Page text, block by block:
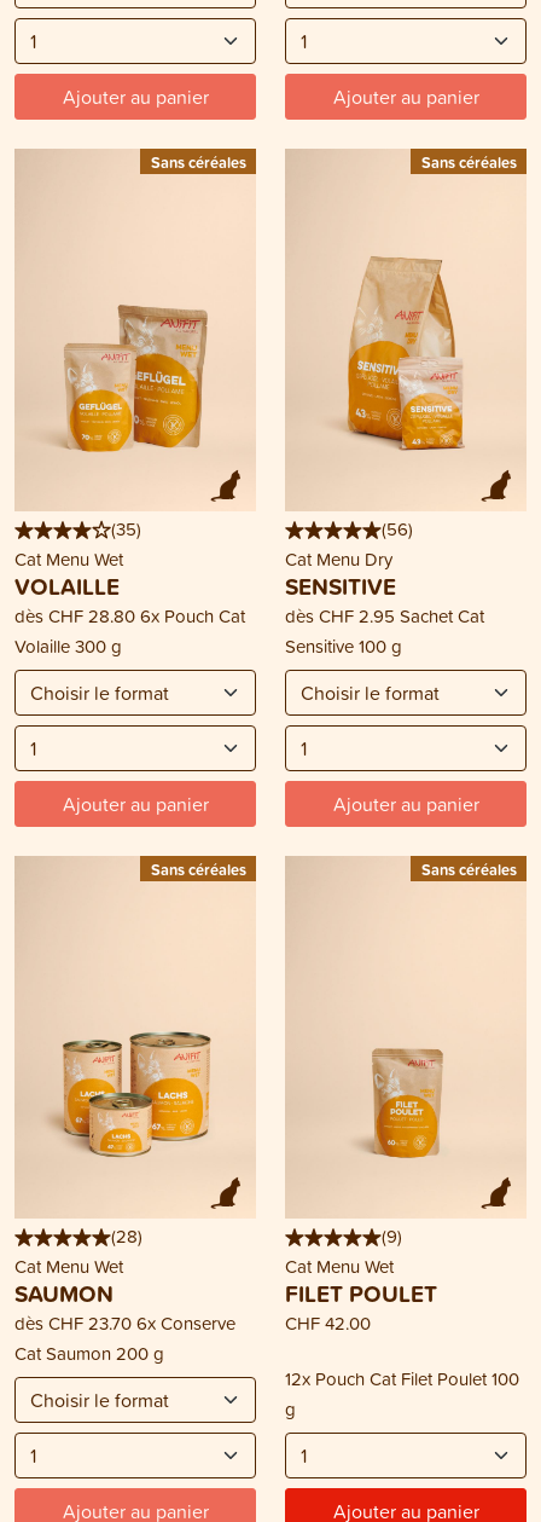
Ajouter au panier Ajouter au panier
Sans céréales
(35)
Cat Menu Wet
VOLAILLE
dèsCHF 28.806x Pouch Cat
Volaille 300 g
Ajouter au panier
Sans céréales
(56)
Cat Menu Dry
SENSITIVE
dèsCHF 2.95 Sachet Cat
Sensitive 100 g
Ajouter au panier
Sans céréales
(28)
Cat Menu Wet
SAUMON
dèsCHF 23.706x Conserve
Cat Saumon 200 g
Ajouter au panier
Sans céréales
(9)
Cat Menu Wet
FILET POULET
CHF 42.00
12x Pouch Cat Filet Poulet 100
g
Ajouter au panier